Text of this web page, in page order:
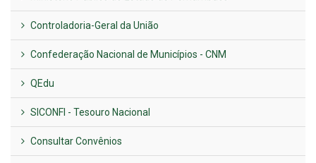
Controladoria-Geral da União
Confederação Nacional de Municípios - CNM
QEdu
SICONFI - Tesouro Nacional
Consultar Convênios